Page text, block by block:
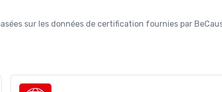
sur les données de certification fournies par